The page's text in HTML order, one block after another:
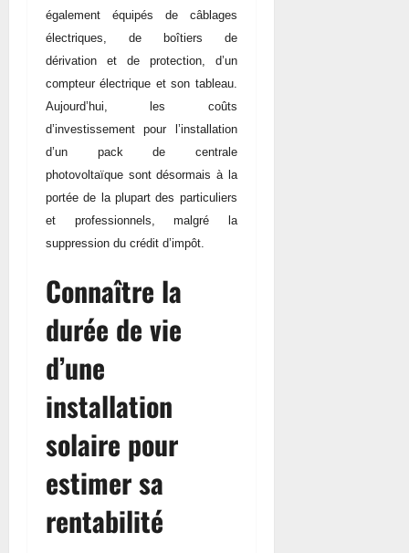
également équipés de câblages
électriques, de boîtiers de
dérivation et de protection, d’un
compteur électrique et son tableau.
Aujourd’hui, les coûts
d’investissement pour l’installation
d’un pack de centrale
photovoltaïque sont désormais à la
portée de la plupart des particuliers
et professionnels, malgré la
suppression du crédit d’impôt.
Connaître la
durée de vie
d’une
installation
solaire pour
estimer sa
rentabilité